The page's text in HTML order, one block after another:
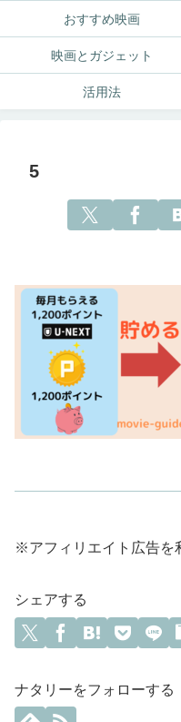
おすすめ映画
映画とガジェット
活用法
5
※アフィリエイト広告を
シェアする
ナタリーをフォローする